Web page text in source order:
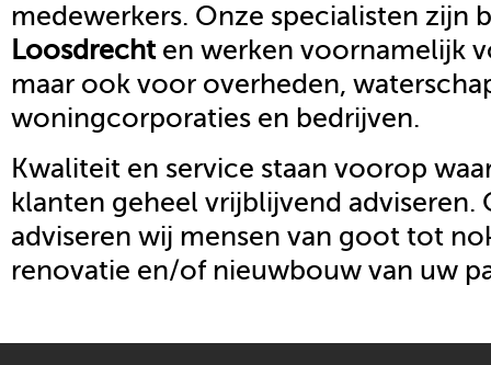
medewerkers. Onze specialisten zijn
Loosdrechten werken voornamelijk
maar ook voor overheden,
woningcorporaties en bedrijven.
Kwaliteit en service staan voorop
klanten geheel vrijblijvend adviseren.
adviseren wij mensen van goot tot
renovatie en/of nieuwbouw van uw